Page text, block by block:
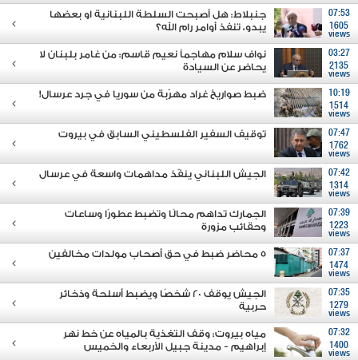
07:53
1605
views
جنبلاط: هل أصبحت السلطة اللبنانية او بعضها
يبدو، تنفذ أوامر رام الله؟
03:27
2135
views
نواف سلام مهاجماً نعيم قاسم: من غامر بلبنان لا
يحاضر عن السيادة
10:19
1514
views
ضبط صواريخ غراد مهرّبة من سوريا في جرد عرسال!
07:47
1762
views
توقيف السفير الفلسطيني السابق في بيروت
07:42
1314
views
الجيش اللبناني ينفّذ مداهمات واسعة في عرسال
07:39
1223
views
الجمارك تداهم محالًا وتضبط عطورًا وساعات
وحقائب مزورة
07:37
1474
views
5 محاضر ضبط في حق أصحاب مولدات مخالفين
07:35
1279
views
الجيش يوقف 20 شخصًا ويضبط أسلحة وذخائر
حربية
07:32
1400
views
مياه بيروت: وقف التغذية بالمياه عن خط نهر
إبراهيم - مدينة جبيل الأربعاء والخميس